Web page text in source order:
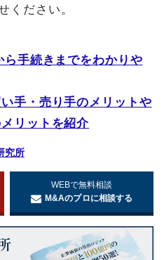
ください。
手続きまでをわかりや
手・売り手のメリットや
リットを紹介
究所
WEBで無料相談
M&Aのプロに相談する